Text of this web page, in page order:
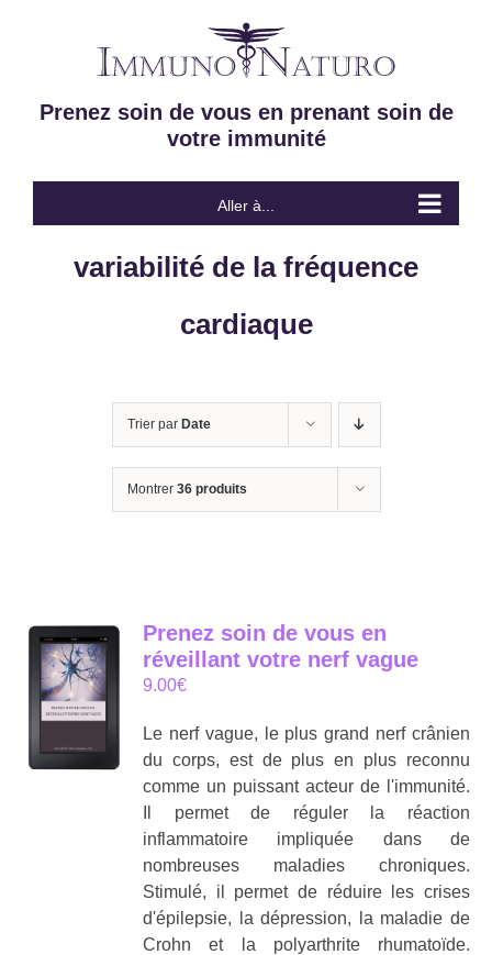
Prenez soin de vous en prenant soin de
votre immunité
Aller à...
variabilité de la fréquence
cardiaque
Trier par Date
Montrer 36 produits
Prenez soin de vous en
réveillant votre nerf vague
9.00€
Le nerf vague, le plus grand nerf crânien
du corps, est de plus en plus reconnu
comme un puissant acteur de l'immunité.
Il permet de réguler la réaction
inflammatoire impliquée dans de
nombreuses maladies chroniques.
Stimulé, il permet de réduire les crises
d'épilepsie, la dépression, la maladie de
Crohn et la polyarthrite rhumatoïde.